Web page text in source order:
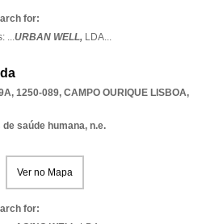
for:
...URBAN WELL, LDA...
1250-089, CAMPO OURIQUE LISBOA,
saúde humana, n.e.
Ver no Mapa
for: